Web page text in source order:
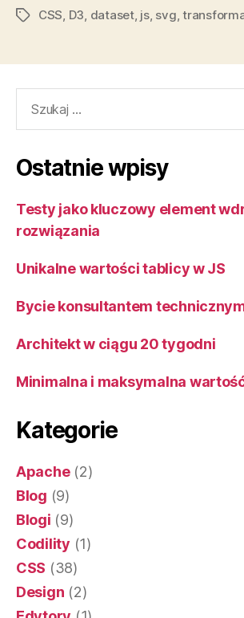
TagiCSS, D3, dataset, js, svg,
Ostatnie wpisy
Testy jako kluczowy element
rozwiązania
Unikalne wartości tablicy w JS
Bycie konsultantem
Architekt w ciągu 20 tygodni
Minimalna i maksymalna
Kategorie
Apache(2)
Blog (9)
Blogi (9)
Codility (1)
CSS (38)
Design (2)